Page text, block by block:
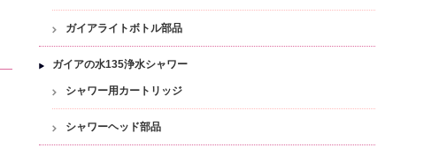
ガイアライトボトル部品
ガイアの水135浄水シャワー
シャワー用カートリッジ
シャワーヘッド部品